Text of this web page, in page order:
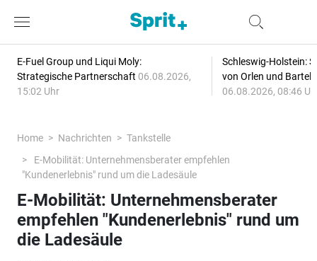
E-Fuel Group und Liqui Moly:
Strategische Partnerschaft 06.08.2026,
15:02 Uhr
Schleswig-Holstein:
von Orlen und
06.08.2026, 08:46
Home Nachrichten
Tankstelle
E-Mobilität: Unternehmensberater empfehlen
"Kundenerlebnis" rund um die Ladesäule
E-Mobilität: Unternehmensberater
empfehlen "Kundenerlebnis" rund um
die Ladesäule